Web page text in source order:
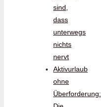
sind,
dass
unterwegs
nichts
nervt
Aktivurlaub
ohne
Überforderung: